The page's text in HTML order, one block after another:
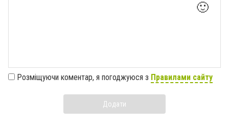
🙂
Розміщуючи коментар, я погоджуюся з Правилами сайту
Додати